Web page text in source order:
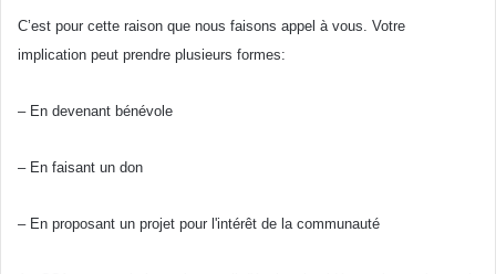
C’est pour cette raison que nous faisons appel à vous. Votre
implication peut prendre plusieurs formes:
– En devenant bénévole
– En faisant un don
– En proposant un projet pour l'intérêt de la communauté